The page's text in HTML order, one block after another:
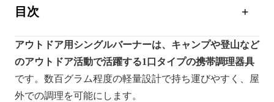
目次
アウトドア用シングルバーナーの特徴
アウトドア用シングルバーナーの選び方
アウトドア用シングルバーナーのおすすめ商品5選
アウトドア用シングルバーナーは、キャンプや登山など
のアウトドア活動で活躍する1口タイプの携帯調理器具
です。数百グラム程度の軽量設計で持ち運びやすく、屋
外での調理を可能にします。